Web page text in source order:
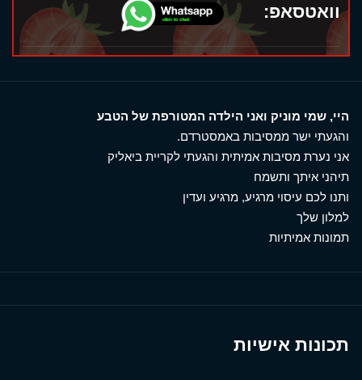
וואטסאפ:
היי, שמי מוניק ואני הילדה המטורפת של הטבע
והגעתי ישר ממסיבות באמסטרדם.
אני נערת מסיבות אמיתית והגעתי לקריית ביאליק
תיהני איתך ותשמח
ותנו לכם עיסוי מרגיע, מרגיע ועדין
למלון שלך
תמונות אמיתיות
תכונות אישיות